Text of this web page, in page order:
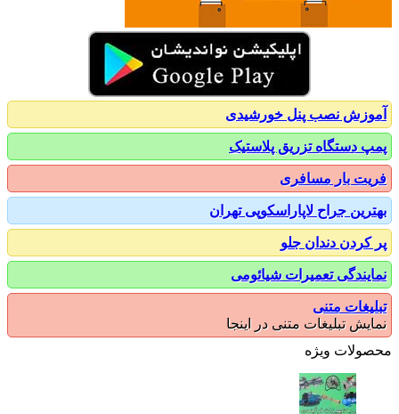
نصب پنل خورشیدی
دستگاه تزریق پلاستیک
بار مسافری
جراح لاپاراسکوپی تهران
دندان جلو
تعمیرات شیائومی
متنی
تبلیغات متنی در اینجا
ویژه